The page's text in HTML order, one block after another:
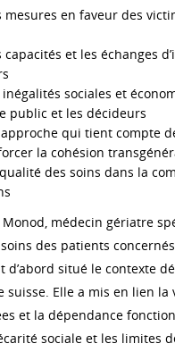
mesures en faveur des
capacités et les échanges
sociales et
public et les décideurs
qui tient compte
la cohésion
des soins dans la
Monod, médecin gériatre
des patients
d’abord situé le contexte
suisse. Elle a mis en lien
et la dépendance
sociale et les limites